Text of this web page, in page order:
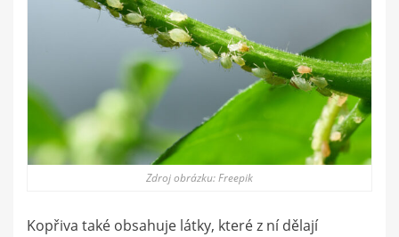
Zdroj obrázku: Freepik
Kopřiva také obsahuje látky, které z ní dělají